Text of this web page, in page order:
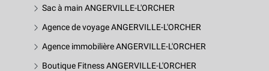
Sac à main ANGERVILLE-L'ORCHER
Agence de voyage ANGERVILLE-L'ORCHER
Agence immobilière ANGERVILLE-L'ORCHER
Boutique Fitness ANGERVILLE-L'ORCHER